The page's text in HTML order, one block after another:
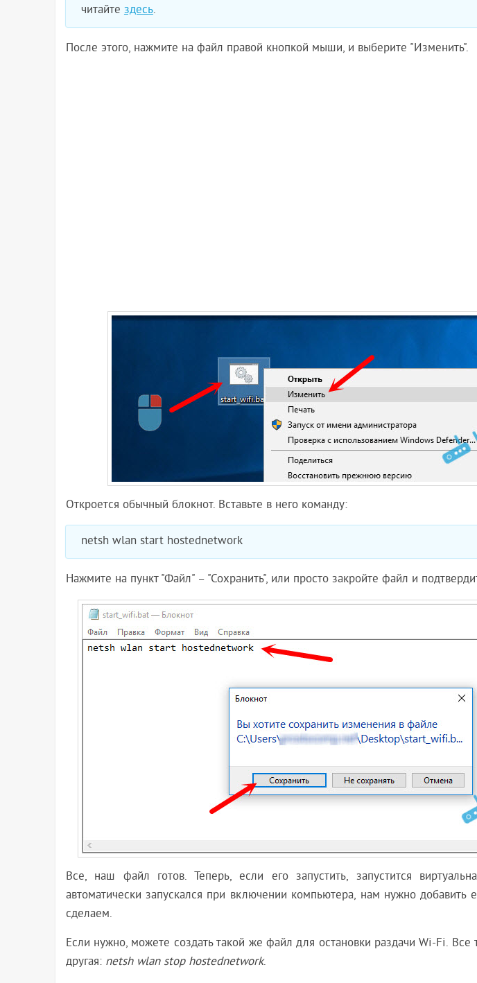
читайте здесь.
После этого, нажмите на файл правой кнопкой мыши, и выберите "Изменить".
Откроется обычный блокнот. Вставьте в него команду:
netsh wlan start hostednetwork
Нажмите на пункт "Файл" – "Сохранить", или просто закройте файл и
Все, наш файл готов. Теперь, если его запустить, запустится
автоматически запускался при включении компьютера, нам нужно добавить
сделаем.
Если нужно, можете создать такой же файл для остановки раздачи Wi-Fi. Все
другая: netsh wlan stop hostednetwork.